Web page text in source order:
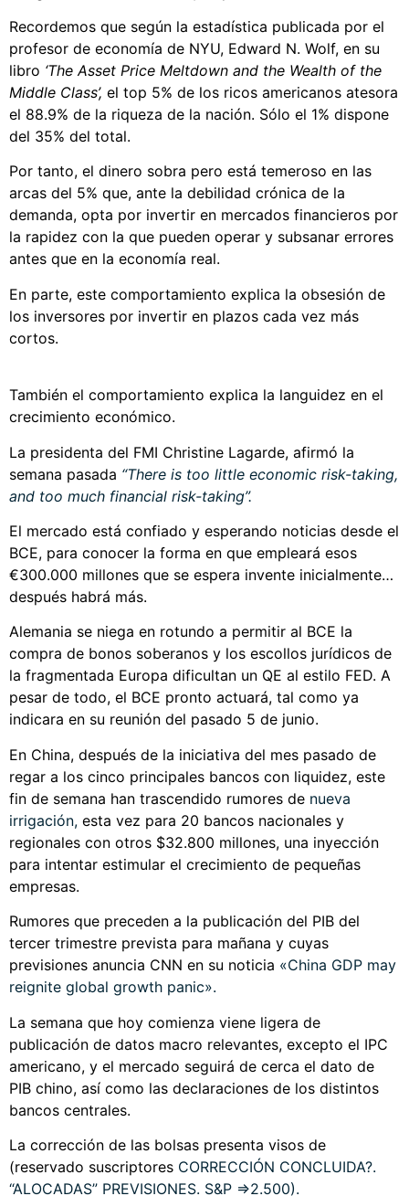
Recordemos que según la estadística publicada por el
profesor de economía de NYU, Edward N. Wolf, en su
libro ‘The Asset Price Meltdown and the Wealth of the
Middle Class’, el top 5% de los ricos americanos atesora
el 88.9% de la riqueza de la nación. Sólo el 1% dispone
del 35% del total.
Por tanto, el dinero sobra pero está temeroso en las
arcas del 5% que, ante la debilidad crónica de la
demanda, opta por invertir en mercados financieros por
la rapidez con la que pueden operar y subsanar errores
antes que en la economía real.
En parte, este comportamiento explica la obsesión de
los inversores por invertir en plazos cada vez más
cortos.
También el comportamiento explica la languidez en el
crecimiento económico.
La presidenta del FMI Christine Lagarde, afirmó la
semana pasada “There is too little economic risk-taking,
and too much financial risk-taking”.
El mercado está confiado y esperando noticias desde el
BCE, para conocer la forma en que empleará esos
€300.000 millones que se espera invente inicialmente…
después habrá más.
Alemania se niega en rotundo a permitir al BCE la
compra de bonos soberanos y los escollos jurídicos de
la fragmentada Europa dificultan un QE al estilo FED. A
pesar de todo, el BCE pronto actuará, tal como ya
indicara en su reunión del pasado 5 de junio.
En China, después de la iniciativa del mes pasado de
regar a los cinco principales bancos con liquidez, este
fin de semana han trascendido rumores de nueva
irrigación, esta vez para 20 bancos nacionales y
regionales con otros $32.800 millones, una inyección
para intentar estimular el crecimiento de pequeñas
empresas.
Rumores que preceden a la publicación del PIB del
tercer trimestre prevista para mañana y cuyas
previsiones anuncia CNN en su noticia «China GDP may
reignite global growth panic».
La semana que hoy comienza viene ligera de
publicación de datos macro relevantes, excepto el IPC
americano, y el mercado seguirá de cerca el dato de
PIB chino, así como las declaraciones de los distintos
bancos centrales.
La corrección de las bolsas presenta visos de
(reservado suscriptores CORRECCIÓN CONCLUIDA?.
“ALOCADAS” PREVISIONES. S&P =>2.500).